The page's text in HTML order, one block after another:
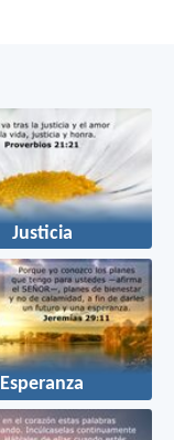
Justicia
Esperanza